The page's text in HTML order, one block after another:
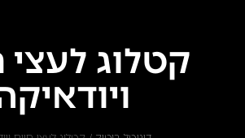
קטלוג לעצי
ויודאיקה